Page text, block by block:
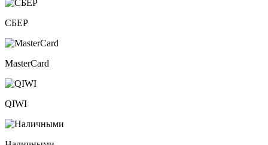
СБЕР
MasterCard
QIWI